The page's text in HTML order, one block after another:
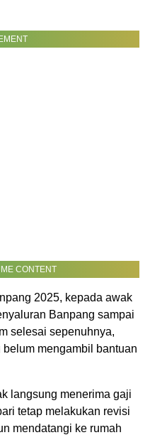
CONTENT
2025, kepada awak
Banpang sampai
selesai sepenuhnya,
mengambil bantuan
langsung menerima gaji
tetap melakukan revisi
mendatangi ke rumah